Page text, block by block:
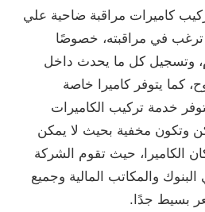
كاميرات مراقبة ضاحية علي
في مراقبته، خصوصًا
وتسجيل كل ما يحدث داخل
كما يتوفر كاميرا خاصة
خدمة تركيب الكاميرات
وتكون مخفية بحيث لا يمكن
حيث تقوم الشركة
والمكاتب المالية وجميع
بسيط جدًا.